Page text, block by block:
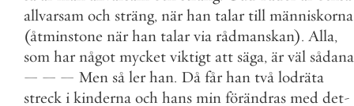
allvarsam och sträng, när han talar till människorna
(åtminstone när han talar via rådmanskan). Alla,
som har något mycket viktigt att säga, är väl sådana
— — — Men så ler han. Då får han två lodräta
streck i kinderna och hans min förändras med det-